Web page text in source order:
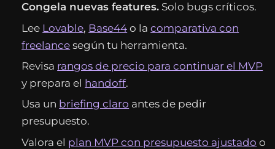
Congela nuevas features. Solo bugs críticos.
Lee Lovable, Base44 o lacomparativa con
freelance según tu herramienta.
Revisa rangos de precio para continuar el MVP
y prepara el handoff.
Usa un briefing claro antes de pedir
presupuesto.
Valora el plan MVP con presupuesto ajustado o